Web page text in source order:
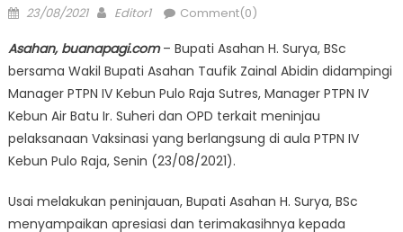
Posted
23/08/2021 Author
Editor1 Comment(0)
Asahan, buanapagi.com– Bupati Asahan H. Surya, BSc
bersama Wakil Bupati Asahan Taufik Zainal Abidin didampingi
Manager PTPN IV Kebun Pulo Raja Sutres, Manager PTPN IV
Kebun Air Batu Ir. Suheri dan OPD terkait meninjau
pelaksanaan Vaksinasi yang berlangsung di aula PTPN IV
Kebun Pulo Raja, Senin (23/08/2021).
Usai melakukan peninjauan, Bupati Asahan H. Surya, BSc
menyampaikan apresiasi dan terimakasihnya kepada